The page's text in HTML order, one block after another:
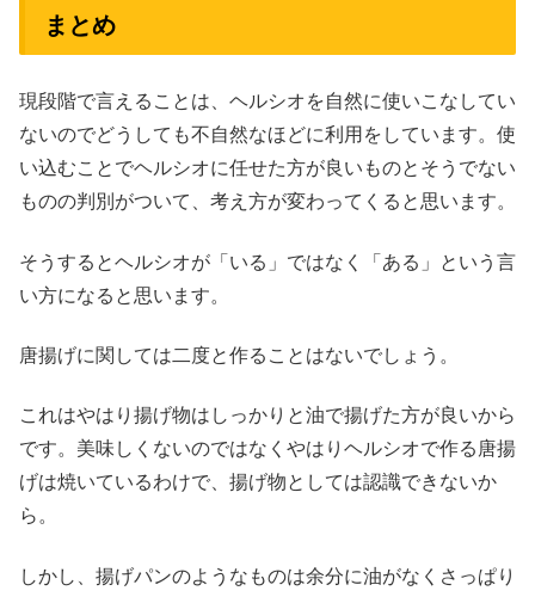
まとめ
現段階で言えることは、ヘルシオを自然に使いこなしてい
ないのでどうしても不自然なほどに利用をしています。使
い込むことでヘルシオに任せた方が良いものとそうでない
ものの判別がついて、考え方が変わってくると思います。
そうするとヘルシオが「いる」ではなく「ある」という言
い方になると思います。
唐揚げに関しては二度と作ることはないでしょう。
これはやはり揚げ物はしっかりと油で揚げた方が良いから
です。美味しくないのではなくやはりヘルシオで作る唐揚
げは焼いているわけで、揚げ物としては認識できないか
ら。
しかし、揚げパンのようなものは余分に油がなくさっぱり